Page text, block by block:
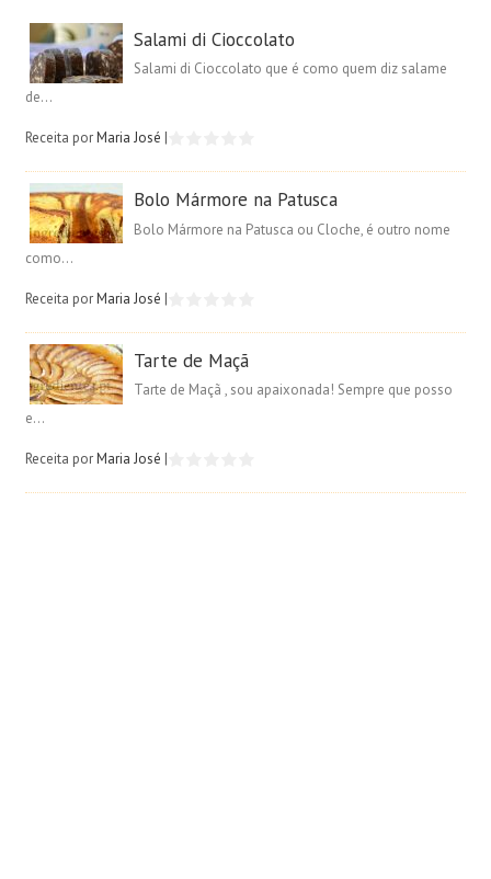
Salami di Cioccolato
Salami di Cioccolato que é como quem diz salame
de...
Receita porMaria José |
Bolo Mármore na Patusca
Bolo Mármore na Patusca ou Cloche, é outro nome
como...
Receita porMaria José |
Tarte de Maçã
Tarte de Maçã , sou apaixonada! Sempre que posso
e...
Receita porMaria José |